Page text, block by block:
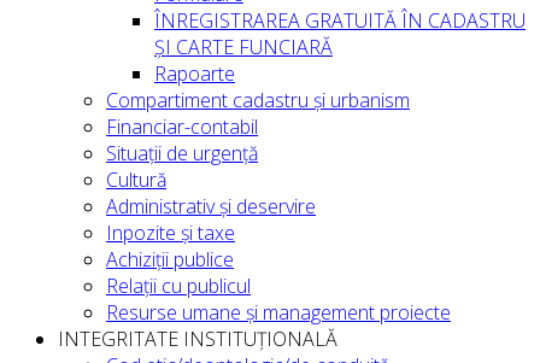
ÎNREGISTRAREA GRATUITĂ ÎN CADASTRU
ȘI CARTE FUNCIARĂ
Rapoarte
Compartiment cadastru și urbanism
Financiar-contabil
Situații de urgență
Cultură
Administrativ și deservire
Inpozite și taxe
Achiziții publice
Relații cu publicul
Resurse umane și management proiecte
INTEGRITATE INSTITUȚIONALĂ